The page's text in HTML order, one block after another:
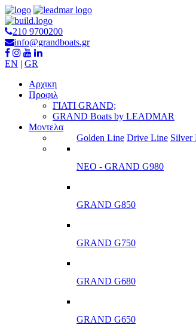
210 9700200
info@grandboats.gr
EN | GR
Αρχικη
Προφιλ
ΓΙΑΤΙ GRAND;
GRAND Boats by LEADMAR
Μοντελα
Golden Line Drive Line Silver
ΝΕΟ - GRAND G980
GRAND G850
GRAND G750
GRAND G680
GRAND G650